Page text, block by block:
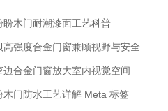
木门耐潮漆面工艺科普
强度合金门窗兼顾视野与安全
合金门窗放大室内视觉空间
门防水工艺详解 Meta 标签